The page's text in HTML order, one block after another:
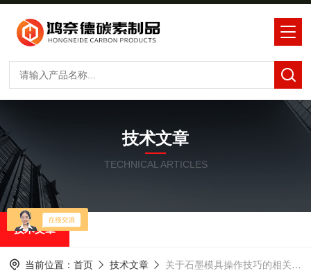
技术文章
TECHNICAL ARTICLES
技术文章
当前位置： 首页 技术文章 关于石墨模具操作技巧的相关介绍